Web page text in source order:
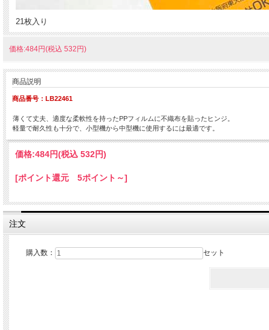
21枚入り
価格:484円(税込 532円)
商品説明
商品番号：LB22461
薄くて丈夫、適度な柔軟性を持ったPPフィルムに不織布を貼ったヒンジ。
軽量で耐久性も十分で、小型機から中型機に使用するには最適です。
価格:484円(税込 532円)
[ポイント還元 5ポイント～]
注文
購入数： セット